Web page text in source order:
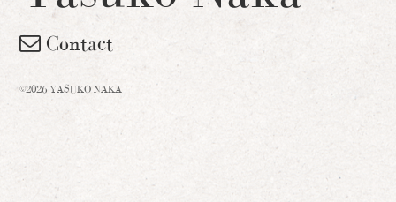
Contact
©2026 YASUKO NAKA